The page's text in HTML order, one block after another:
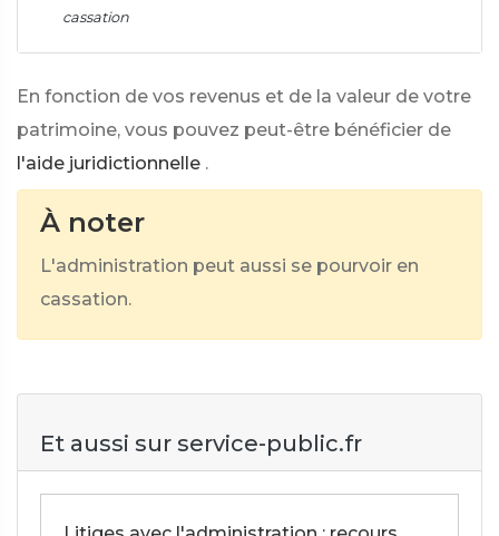
cassation
En fonction de vos revenus et de la valeur de votre
patrimoine, vous pouvez peut-être bénéficier de
l'aide juridictionnelle .
À noter
L'administration peut aussi se pourvoir en
cassation.
Et aussi sur service-public.fr